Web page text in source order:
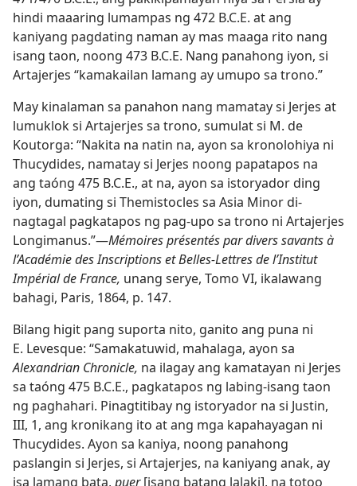
hindi maaaring lumampas ng 472 B.C.E. at ang
kaniyang pagdating naman ay mas maaga rito nang
isang taon, noong 473 B.C.E. Nang panahong iyon, si
Artajerjes “kamakailan lamang ay umupo sa trono.”
May kinalaman sa panahon nang mamatay si Jerjes at
lumuklok si Artajerjes sa trono, sumulat si M. de
Koutorga: “Nakita na natin na, ayon sa kronolohiya ni
Thucydides, namatay si Jerjes noong papatapos na
ang taóng 475 B.C.E., at na, ayon sa istoryador ding
iyon, dumating si Themistocles sa Asia Minor di-
nagtagal pagkatapos ng pag-upo sa trono ni Artajerjes
Longimanus.”​—Mémoires présentés par divers savants à
l’Académie des Inscriptions et Belles-Lettres de l’Institut
Impérial de France, unang serye, Tomo VI, ikalawang
bahagi, Paris, 1864, p. 147.
Bilang higit pang suporta nito, ganito ang puna ni
E. Levesque: “Samakatuwid, mahalaga, ayon sa
Alexandrian Chronicle, na ilagay ang kamatayan ni Jerjes
sa taóng 475 B.C.E., pagkatapos ng labing-isang taon
ng paghahari. Pinagtitibay ng istoryador na si Justin,
III, 1, ang kronikang ito at ang mga kapahayagan ni
Thucydides. Ayon sa kaniya, noong panahong
paslangin si Jerjes, si Artajerjes, na kaniyang anak, ay
isa lamang bata, puer[isang batang lalaki], na totoo